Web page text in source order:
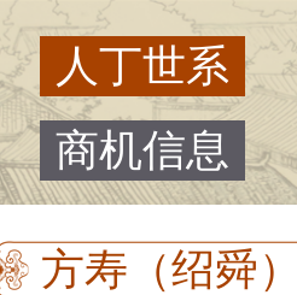
人丁世系
商机信息
方寿（绍舜